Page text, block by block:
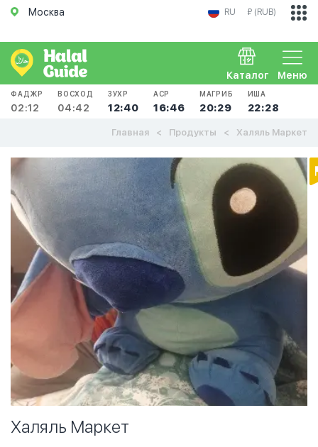
Москва RU ₽ (RUB)
Меню
Каталог
ФАДЖР
02:12
ВОСХОД
04:42
ЗУХР
12:40
АСР
16:46
МАГРИБ
20:29
ИША
22:28
Главная Продукты Халяль Маркет
Халяль Маркет